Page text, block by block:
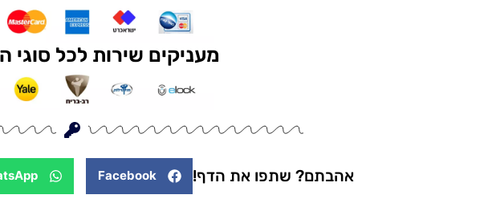
מעניקים שירות לכל סוגי
Facebook אהבתם? שתפו את הדף!